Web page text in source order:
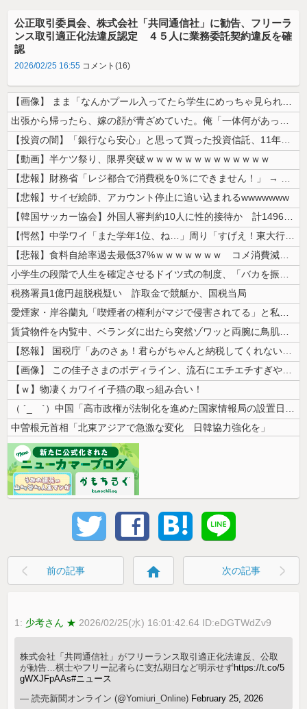
公正取引委員会、株式会社「共同通信社」に勧告、フリーラ
ンス取引適正化法違反認定 ４５人に業務委託契約違反を確
認
2026/02/25 16:55 コメント(16)
【画像】 まま「なんかプール入ってたら学生にめっちゃ見られたw」
出張から帰ったら、嫁の顔が青ざめていた。俺「一体何があったんだ？」嫁「...
【投資の闇】「銀行なら安心」と思って買った投資信託、11年後に確認した...
【動画】半ケツ祭り、限界突破ｗｗｗｗｗｗｗｗｗｗｗｗｗ
【悲報】財務省「レジ都合で消費税を0％にできません！」 → X民「指定...
【悲報】サイゼ絵師、アカウント停止に追い込まれるwwwwwww
【韓国サッカー協会】外国人審判約10人に性的接待か 計1496回、約2...
【愕然】中学ワイ「また学年1位、ね…」周り「すげえ！東大行け！」⇒結...
【悲報】食料自給率過去最低37%ｗｗｗｗｗｗｗ コメ消費減響く・・・
小学生の段階で人生を確定させるドイツ式の制度、「バカを振い落せるから合...
税務署員1億円超脱税疑い 詐取金で競艇か、国税当局
愛煙家・岸谷蘭丸「喫煙者の権利がマジで侵害されてる」と私見 「いくら税...
賃貸物件を内覧中、ベランダに出たら突然ゾワッと両腕に鳥肌が出た。「やっ...
【怒報】 国税庁「あのさぁ！君らがちゃんと納税してくれないとこうなっち...
【画像】 この佳子さまのボディライン、流石にエチエチすぎやろ！
【ｗ】物凄くカワイイ子猫の取っ組み合い！
（ ´_ゝ`）中国「高市政権が法制化を進めた国家情報局の設置日が7月3...
中曽根元首相「北東アジアで急激な変化 日韓協力強化を」
前の記事 home 次の記事
1: 少考さん ★ 2026/02/25(水) 16:01:42.64 ID:eDGTWdZv9
株式会社「共同通信社」がフリーランス取引適正化法違反、公取
が勧告…棋士やフリー記者らに支払期日など明示せずhttps://t.co/5
gWXJFpAAs#ニュース
— 読売新聞オンライン (@Yomiuri_Online) February 25, 2026